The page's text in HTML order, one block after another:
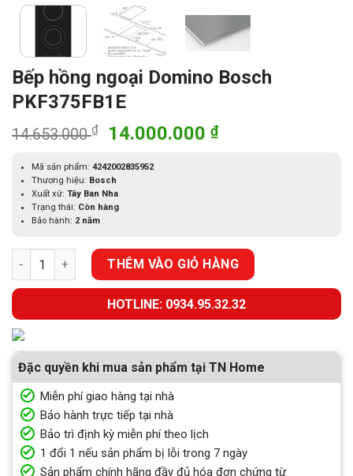
Bếp hồng ngoại Domino Bosch
PKF375FB1E
14.653.000₫
Giá
là:
14.653.000 ₫.
14.000.000 ₫Giá
Mã sản phẩm: 4242002835952
Thương hiệu: Bosch
Xuất xứ: Tây Ban Nha
Trạng thái: Còn hàng
Bảo hành: 2 năm
Bếp hồng ngoại Domino Bosch PKF375FB1E số lượng
THÊM VÀO GIỎ HÀNG
HOTLINE: 0934.95.32.32
Đặc quyền khi mua sản phẩm tại TN Home
Miễn phí giao hàng tại nhà
Bảo hành trực tiếp tại nhà
Bảo trì định kỳ miễn phí theo lịch
1 đổi 1 nếu sản phẩm bị lỗi trong 7 ngày
Sản phẩm chính hãng đầy đủ hóa đơn chứng từ